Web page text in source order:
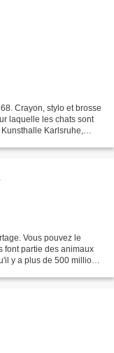
Crayon, stylo et brosse
laquelle les chats sont
Karlsruhe,
Vous pouvez le
font partie des animaux
y a plus de 500 millions